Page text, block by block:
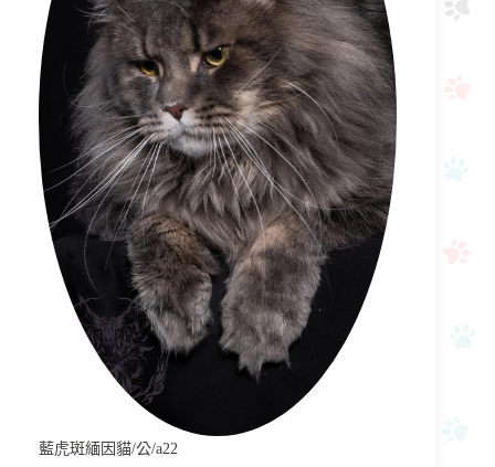
藍虎斑緬因貓/公/a22